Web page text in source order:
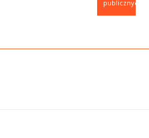
publicznych.